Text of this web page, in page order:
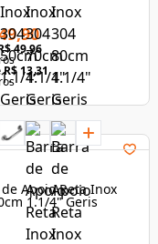
49,96
R$ 13,31
Apoio Reta Inox
1.1/4" Geris